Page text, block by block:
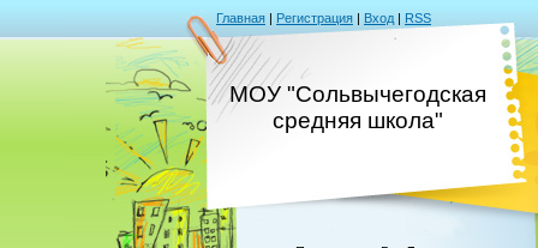
Главная | Регистрация | Вход | RSS
МОУ "Сольвычегодская
средняя школа"